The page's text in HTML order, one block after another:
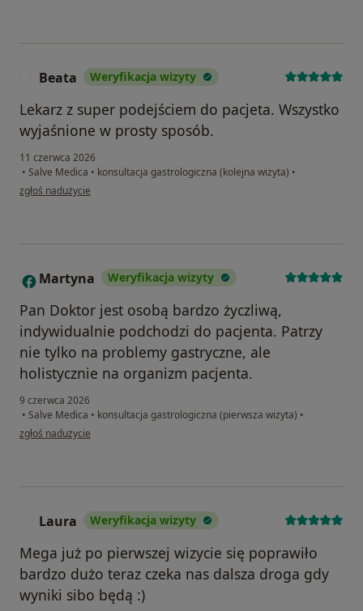
Beata Weryfikacja wizyty
Lekarz z super podejściem do pacjeta. Wszystko
wyjaśnione w prosty sposób.
11 czerwca 2026
• Salve Medica • konsultacja gastrologiczna (kolejna wizyta) •
w opinii użytkownika Beata
zgłoś nadużycie
M Martyna Weryfikacja wizyty
Pan Doktor jest osobą bardzo życzliwą,
indywidualnie podchodzi do pacjenta. Patrzy
nie tylko na problemy gastryczne, ale
holistycznie na organizm pacjenta.
9 czerwca 2026
• Salve Medica • konsultacja gastrologiczna (pierwsza wizyta) •
w opinii użytkownika Martyna
zgłoś nadużycie
Laura Weryfikacja wizyty
Mega już po pierwszej wizycie się poprawiło
bardzo dużo teraz czeka nas dalsza droga gdy
wyniki sibo będą :)